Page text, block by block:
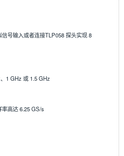
号输入或者连接TLP058 探头实现 8
1 GHz 或 1.5 GHz
高达 6.25 GS/s